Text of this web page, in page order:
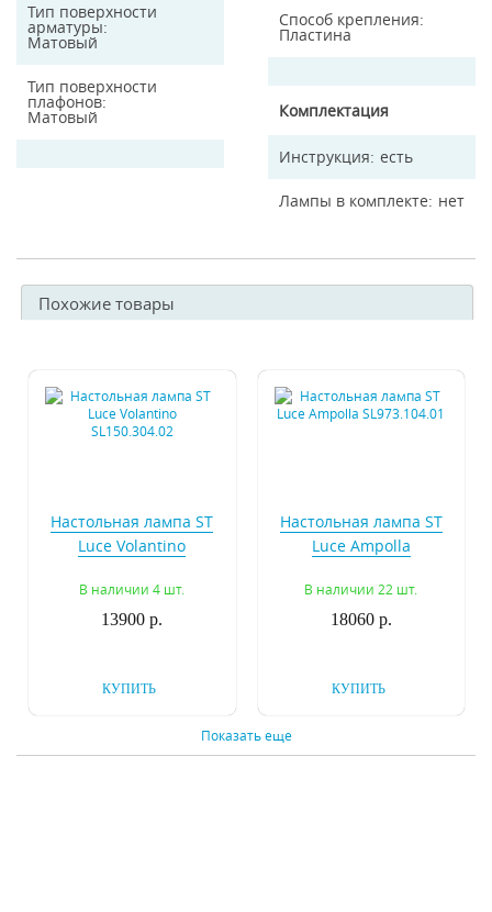
Тип поверхности
арматуры
Матовый
Тип поверхности
плафонов
Матовый
Способ крепления
Пластина
Комплектация
Инструкция есть
Лампы в комплекте нет
Похожие товары
Настольная лампа ST
Luce Volantino
В наличии 4 шт.
13900 р.
КУПИТЬ
Настольная лампа ST
Luce Ampolla
В наличии 22 шт.
18060 р.
КУПИТЬ
Показать еще